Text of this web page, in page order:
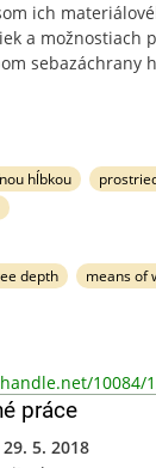
ich
a možnostiach
sebazáchrany
hĺbkou
depth means of
10084/
práce
29. 5. 2018